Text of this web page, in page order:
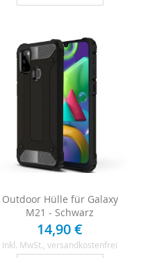
Outdoor Hülle für Galaxy
M21 - Schwarz
14,90 €
Inkl. MwSt. , versandkostenfrei